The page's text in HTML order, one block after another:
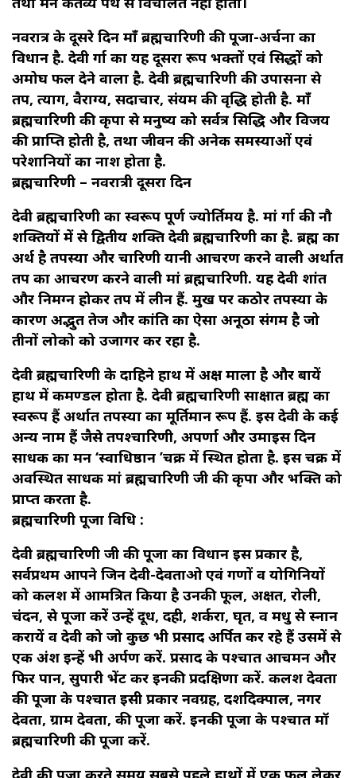
नवरात्र के दूसरे दिन माँ ब्रह्मचारिणी की पूजा-अर्चना का
विधान है. देवी दुर्गा का यह दूसरा रूप भक्तों एवं सिद्धों को
अमोघ फल देने वाला है. देवी ब्रह्मचारिणी की उपासना से
तप, त्याग, वैराग्य, सदाचार, संयम की वृद्धि होती है. माँ
ब्रह्मचारिणी की कृपा से मनुष्य को सर्वत्र सिद्धि और विजय
की प्राप्ति होती है, तथा जीवन की अनेक समस्याओं एवं
परेशानियों का नाश होता है.
ब्रह्मचारिणी – नवरात्री दूसरा दिन
देवी ब्रह्मचारिणी का स्वरूप पूर्ण ज्योर्तिमय है. मां दुर्गा की नौ
शक्तियों में से द्वितीय शक्ति देवी ब्रह्मचारिणी का है. ब्रह्म का
अर्थ है तपस्या और चारिणी यानी आचरण करने वाली अर्थात
तप का आचरण करने वाली मां ब्रह्मचारिणी. यह देवी शांत
और निमग्न होकर तप में लीन हैं. मुख पर कठोर तपस्या के
कारण अद्भुत तेज और कांति का ऐसा अनूठा संगम है जो
तीनों लोको को उजागर कर रहा है.
देवी ब्रह्मचारिणी के दाहिने हाथ में अक्ष माला है और बायें
हाथ में कमण्डल होता है. देवी ब्रह्मचारिणी साक्षात ब्रह्म का
स्वरूप हैं अर्थात तपस्या का मूर्तिमान रूप हैं. इस देवी के कई
अन्य नाम हैं जैसे तपश्चारिणी, अपर्णा और उमाइस दिन
साधक का मन ‘स्वाधिष्ठान ’चक्र में स्थित होता है. इस चक्र में
अवस्थित साधक मां ब्रह्मचारिणी जी की कृपा और भक्ति को
प्राप्त करता है.
ब्रह्मचारिणी पूजा विधि :
देवी ब्रह्मचारिणी जी की पूजा का विधान इस प्रकार है,
सर्वप्रथम आपने जिन देवी-देवताओ एवं गणों व योगिनियों
को कलश में आमत्रित किया है उनकी फूल, अक्षत, रोली,
चंदन, से पूजा करें उन्हें दूध, दही, शर्करा, घृत, व मधु से स्नान
करायें व देवी को जो कुछ भी प्रसाद अर्पित कर रहे हैं उसमें से
एक अंश इन्हें भी अर्पण करें. प्रसाद के पश्चात आचमन और
फिर पान, सुपारी भेंट कर इनकी प्रदक्षिणा करें. कलश देवता
की पूजा के पश्चात इसी प्रकार नवग्रह, दशदिक्पाल, नगर
देवता, ग्राम देवता, की पूजा करें. इनकी पूजा के पश्चात मॉ
ब्रह्मचारिणी की पूजा करें.
देवी की पूजा करते समय सबसे पहले हाथों में एक फूल लेकर